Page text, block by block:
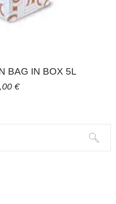
BAG IN BOX 5L
€